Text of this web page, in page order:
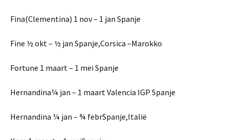
Fina(Clementina) 1 nov – 1 jan Spanje
Fine ½ okt – ½ jan Spanje,Corsica –Marokko
Fortune 1 maart – 1 mei Spanje
Hernandina¼ jan – 1 maart Valencia IGP Spanje
Hernandina ¼ jan – ¾ febrSpanje,Italië